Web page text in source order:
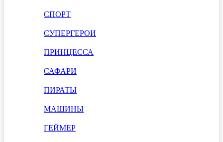
СПОРТ
СУПЕРГЕРОИ
ПРИНЦЕССА
САФАРИ
ПИРАТЫ
МАШИНЫ
ГЕЙМЕР